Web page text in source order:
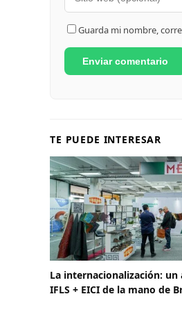
Guarda mi nombre,
TE PUEDE INTERESAR
La internacionalización:
IFLS + EICI de la mano de